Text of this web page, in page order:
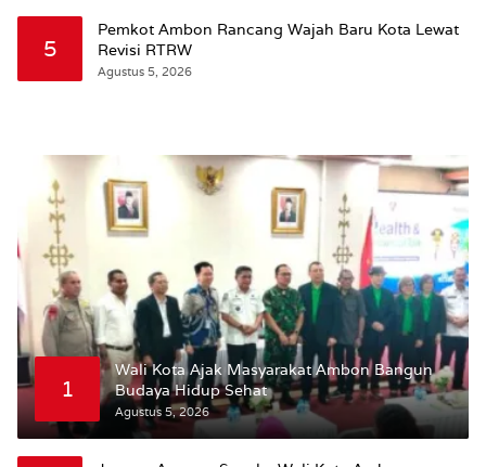
5
Pemkot Ambon Rancang Wajah Baru Kota Lewat
Revisi RTRW
Agustus 5, 2026
1
Wali Kota Ajak Masyarakat Ambon Bangun
Budaya Hidup Sehat
Agustus 5, 2026